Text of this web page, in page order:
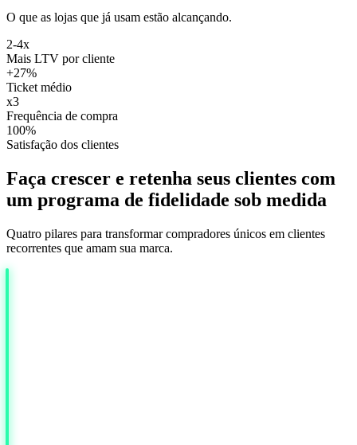
O que as lojas que já usam estão alcançando.
2-4x
Mais LTV por cliente
+27%
Ticket médio
x3
Frequência de compra
100%
Satisfação dos clientes
Faça crescer e retenha seus clientes com
um programa de fidelidade sob medida
Quatro pilares para transformar compradores únicos em clientes
recorrentes que amam sua marca.